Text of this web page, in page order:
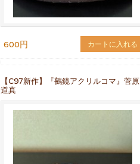
600円 カートに入れる
【C97新作】『鵺鏡アクリルコマ』菅原
道真